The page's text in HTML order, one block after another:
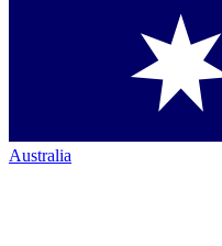
Australia